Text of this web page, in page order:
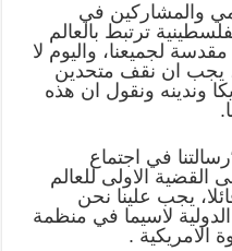
والمشاركين في
ترتبط بالعالم
لجميعنا، واليوم لا
يجب ان نقف متحدين
وندينه ونقول ان هذه
في اجتماع
الاولى للعالم
يجب علينا نحن
لاسيما في منظمة
الامريكية .